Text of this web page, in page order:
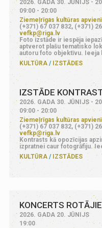
2026. GADA 30. JŪNIJS -
09:00 - 20:00
Ziemeļrīgas kultūras
(+371) 67 037 832, (+371)
vefkp@riga.lv
Foto izstāde ir iespēja
aptverot plašu tematisko
autoru foto objektīvu. Ieeja
KULTŪRA
IZSTĀDES
IZSTĀDE
2026. GADA 30. JŪNIJS -
09:00 - 20:00
Ziemeļrīgas kultūras
(+371) 67 037 832, (+371)
vefkp@riga.lv
Kontrasts kā opozīcijas
izpratnei caur fotogrāfiju.
KULTŪRA
IZSTĀDES
KONCERTS
2026. GADA 20. JŪNIJS
19:00